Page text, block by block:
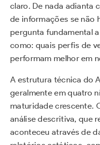
claro. De nada adianta
de informações se não
pergunta fundamental
como: quais perfis de
performam melhor em
A estrutura técnica do
geralmente em quatro
maturidade crescente.
análise descritiva, que
aconteceu através de